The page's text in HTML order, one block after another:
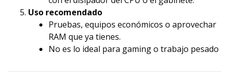
Uso recomendado
Pruebas, equipos económicos o aprovechar
RAM que ya tienes.
No es lo ideal para gaming o trabajo pesado